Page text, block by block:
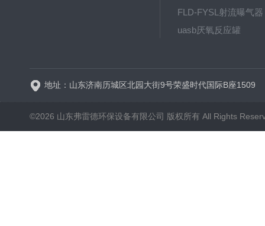
FLD-FYSL射流曝气器
uasb厌氧反应罐
地址：山东济南历城区北园大街9号荣盛时代国际B座1509
©2026 山东弗雷德环保设备有限公司 版权所有 All Rights